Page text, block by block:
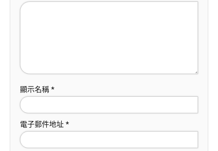
顯示名稱 *
電子郵件地址 *